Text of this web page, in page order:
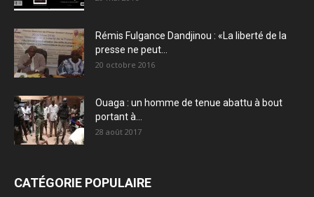
Rémis Fulgance Dandjinou : «La liberté de la
presse ne peut...
20 octobre 2016
Ouaga : un homme de tenue abattu à bout
portant à...
28 août 2017
CATÉGORIE POPULAIRE